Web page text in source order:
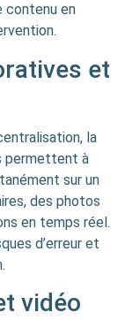
contenu en
et
la
permettent à
sur un
des photos
en temps réel.
d’erreur et
vidéo